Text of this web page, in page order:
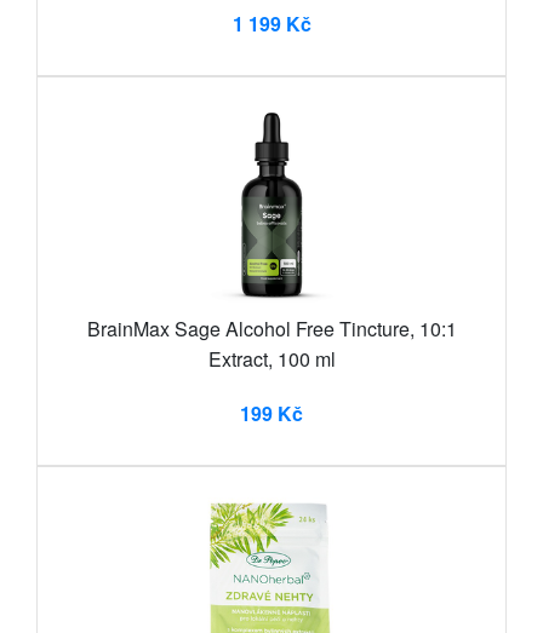
1 199 Kč
BrainMax Sage Alcohol Free Tincture, 10:1
Extract, 100 ml
199 Kč